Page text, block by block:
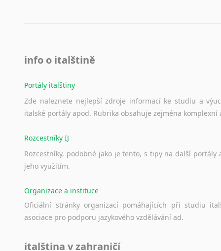
info o italštině
Portály italštiny
Zde naleznete nejlepší zdroje informací ke studiu a
italské portály apod. Rubrika obsahuje zejména komplexní
Rozcestníky IJ
Rozcestníky, podobné jako je tento, s tipy na další portály
jeho využitím.
Organizace a instituce
Oficiální stránky organizací pomáhajících při studiu
asociace pro podporu jazykového vzdělávání ad.
italština v zahraničí